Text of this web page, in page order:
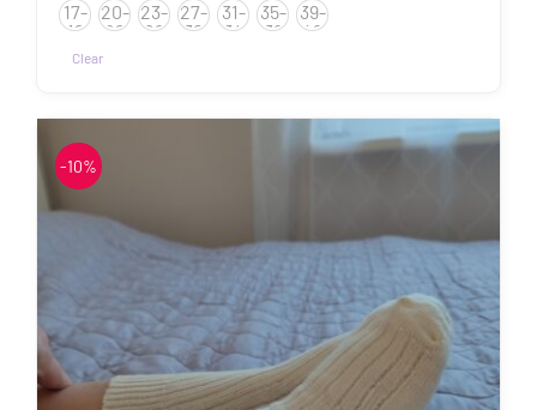
kuni
17-
19
20-
22
23-
26
27-
30
31-
34
35-
38
39-
42
Clear
tootel
on
mitu
Valikuid
tootelehel.
-10%